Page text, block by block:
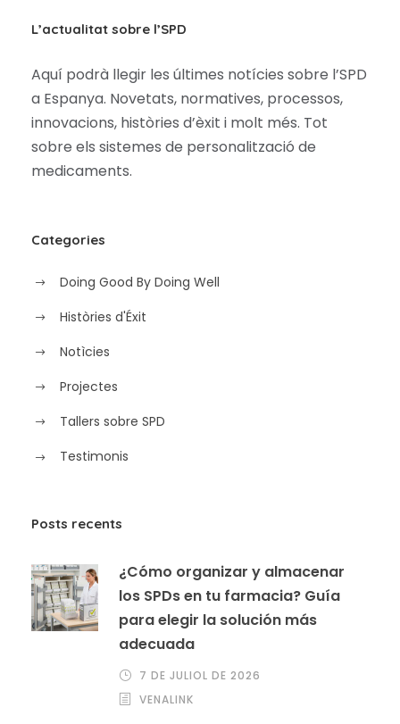
L’actualitat sobre l’SPD
Aquí podrà llegir les últimes notícies sobre l’SPD
a Espanya. Novetats, normatives, processos,
innovacions, històries d’èxit i molt més. Tot
sobre els sistemes de personalització de
medicaments.
Categories
Doing Good By Doing Well
Històries d'Éxit
Notìcies
Projectes
Tallers sobre SPD
Testimonis
Posts recents
¿Cómo organizar y almacenar
los SPDs en tu farmacia? Guía
para elegir la solución más
adecuada
7 DE JULIOL DE 2026
VENALINK